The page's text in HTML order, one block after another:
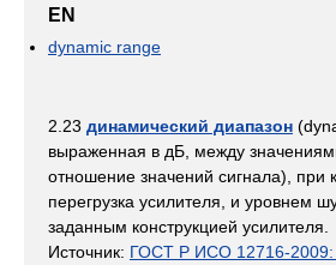
EN
dynamic range
2.23 динамический диапазон
выраженная в дБ, между
отношение значений сигнала), при
перегрузка усилителя, и уровнем
заданным конструкцией усилителя.
Источник: ГОСТ Р ИСО 12716-2009: